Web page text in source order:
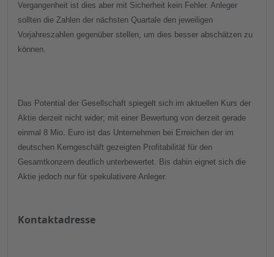
Vergangenheit ist dies aber mit Sicherheit kein Fehler. Anleger
sollten die Zahlen der nächsten Quartale den jeweiligen
Vorjahreszahlen gegenüber stellen, um dies besser abschätzen zu
können.
Das Potential der Gesellschaft spiegelt sich im aktuellen Kurs der
Aktie derzeit nicht wider; mit einer Bewertung von derzeit gerade
einmal 8 Mio. Euro ist das Unternehmen bei Erreichen der im
deutschen Kerngeschäft gezeigten Profitabilität für den
Gesamtkonzern deutlich unterbewertet. Bis dahin eignet sich die
Aktie jedoch nur für spekulativere Anleger.
Kontaktadresse